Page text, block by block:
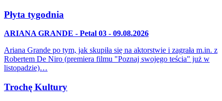
Płyta tygodnia
ARIANA GRANDE - Petal 03 - 09.08.2026
Ariana Grande po tym, jak skupiła się na aktorstwie i zagrała m.in. z
Robertem De Niro (premiera filmu "Poznaj swojego teścia" już w
listopadzie)…
Trochę Kultury